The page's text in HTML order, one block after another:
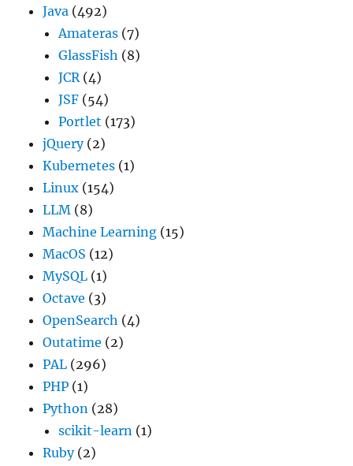
Java (492)
Amateras (7)
GlassFish (8)
JCR(4)
JSF (54)
Portlet (173)
jQuery(2)
Kubernetes (1)
Linux (154)
LLM (8)
Machine Learning (15)
MacOS (12)
MySQL (1)
Octave (3)
OpenSearch (4)
Outatime (2)
PAL (296)
PHP (1)
Python (28)
scikit-learn (1)
Ruby(2)